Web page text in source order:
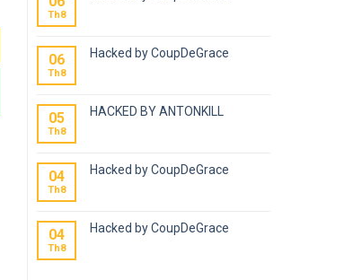
Th8
06
Th8
Hacked by CoupDeGrace
05
Th8
HACKED BY ANTONKILL
04
Th8
Hacked by CoupDeGrace
04
Th8
Hacked by CoupDeGrace